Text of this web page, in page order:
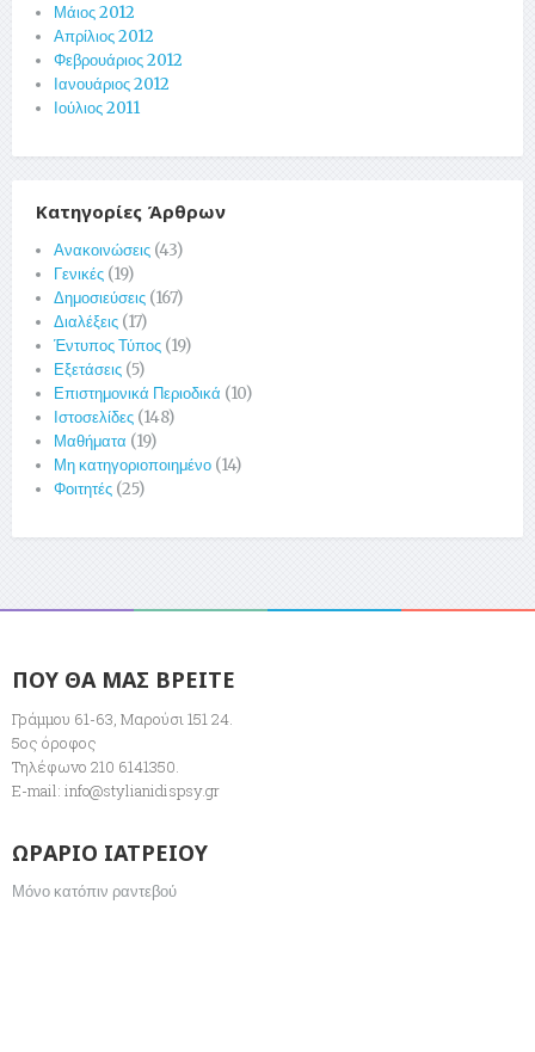
Μάιος 2012
Απρίλιος 2012
Φεβρουάριος 2012
Ιανουάριος 2012
Ιούλιος 2011
Κατηγορίες Άρθρων
Ανακοινώσεις (43)
Γενικές (19)
Δημοσιεύσεις (167)
Διαλέξεις (17)
Έντυπος Τύπος (19)
Εξετάσεις (5)
Επιστημονικά Περιοδικά (10)
Ιστοσελίδες (148)
Μαθήματα (19)
Μη κατηγοριοποιημένο (14)
Φοιτητές (25)
ΠΟΥ ΘΑ ΜΑΣ ΒΡΕΙΤΕ
Γράμμου 61-63, Μαρούσι 151 24.
5ος όροφος
Τηλέφωνο 210 6141350.
E-mail: info@stylianidispsy.gr
ΩΡΑΡΙΟ ΙΑΤΡΕΙΟΥ
Μόνο κατόπιν ραντεβού